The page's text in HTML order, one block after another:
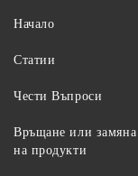
Начало
Статии
Чести Въпроси
Връщане или замяна
на продукти